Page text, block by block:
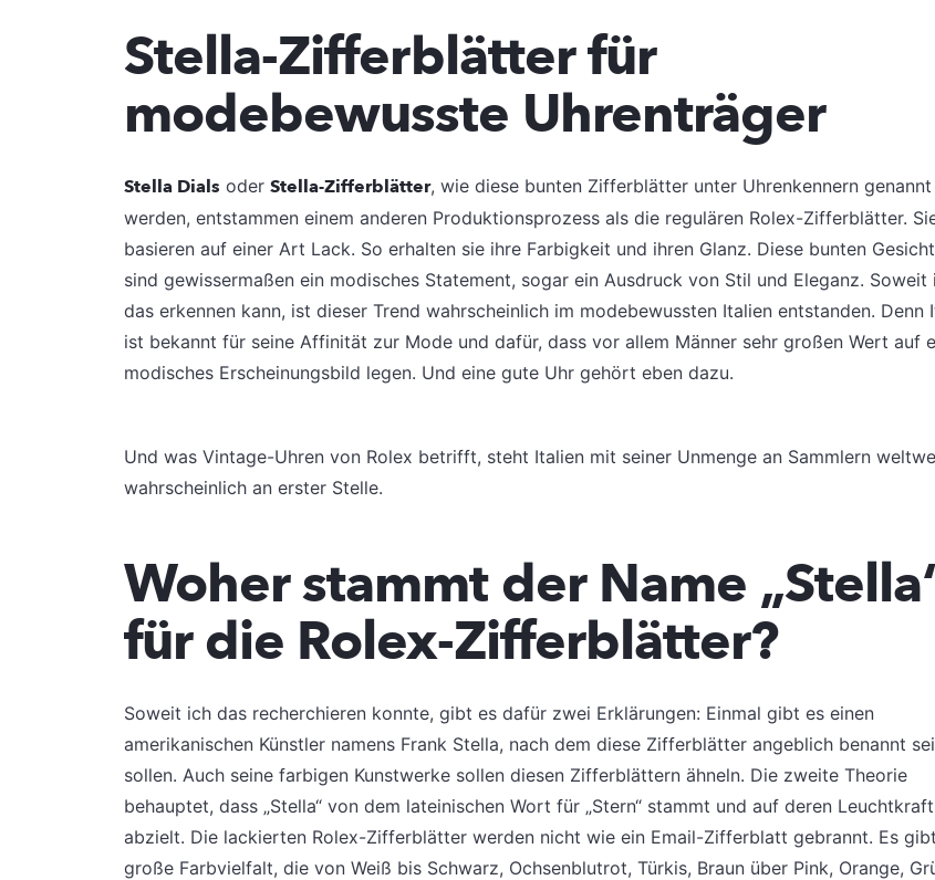
Stella-Zifferblätter für
modebewusste Uhrenträger
Stella Dials oder Stella-Zifferblätter, wie diese bunten Zifferblätter unter Uhrenkennern genannt
werden, entstammen einem anderen Produktionsprozess als die regulären Rolex-Zifferblätter.
basieren auf einer Art Lack. So erhalten sie ihre Farbigkeit und ihren Glanz. Diese bunten
sind gewissermaßen ein modisches Statement, sogar ein Ausdruck von Stil und Eleganz. Soweit
das erkennen kann, ist dieser Trend wahrscheinlich im modebewussten Italien entstanden. Denn
ist bekannt für seine Affinität zur Mode und dafür, dass vor allem Männer sehr großen Wert auf
modisches Erscheinungsbild legen. Und eine gute Uhr gehört eben dazu.
Und was Vintage-Uhren von Rolex betrifft, steht Italien mit seiner Unmenge an Sammlern
wahrscheinlich an erster Stelle.
Woher stammt der Name
für die Rolex-Zifferblätter?
Soweit ich das recherchieren konnte, gibt es dafür zwei Erklärungen: Einmal gibt es einen
amerikanischen Künstler namens Frank Stella, nach dem diese Zifferblätter angeblich benannt
sollen. Auch seine farbigen Kunstwerke sollen diesen Zifferblättern ähneln. Die zweite Theorie
behauptet, dass „Stella“ von dem lateinischen Wort für „Stern“ stammt und auf deren Leuchtkraft
abzielt. Die lackierten Rolex-Zifferblätter werden nicht wie ein Email-Zifferblatt gebrannt. Es
große Farbvielfalt, die von Weiß bis Schwarz, Ochsenblutrot, Türkis, Braun über Pink, Orange,